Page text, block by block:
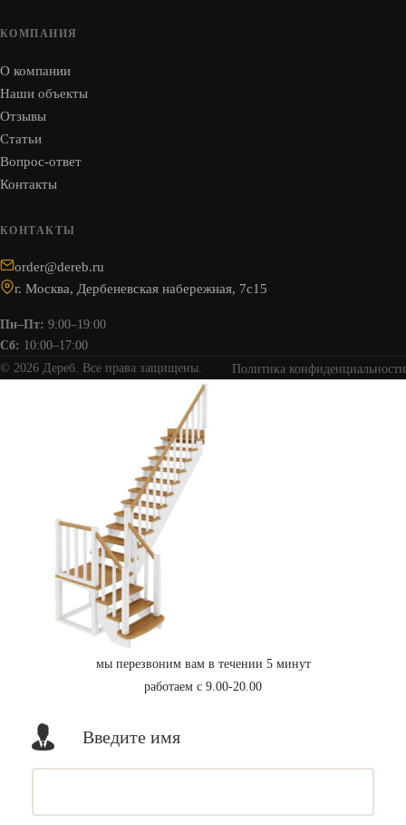
КОМПАНИЯ
О компании
Наши объекты
Отзывы
Статьи
Вопрос-ответ
Контакты
КОНТАКТЫ
order@dereb.ru
г. Москва, Дербеневская набережная, 7с15
Пн–Пт: 9:00–19:00
Сб: 10:00–17:00
© 2026 Дереб. Все права защищены.
Политика конфиденциальности
мы перезвоним вам в течении 5 минут
работаем с 9.00-20.00
Введите имя